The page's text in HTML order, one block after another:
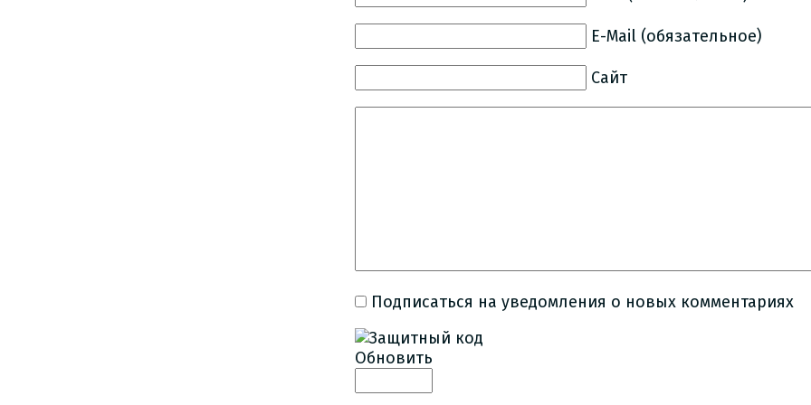
E-Mail (обязательное)
Сайт
Подписаться на уведомления о новых комментариях
Обновить